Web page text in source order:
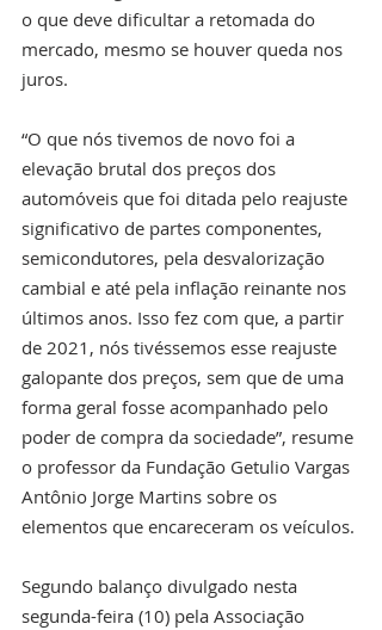
o que deve dificultar a retomada do
mercado, mesmo se houver queda nos
juros.
“O que nós tivemos de novo foi a
elevação brutal dos preços dos
automóveis que foi ditada pelo reajuste
significativo de partes componentes,
semicondutores, pela desvalorização
cambial e até pela inflação reinante nos
últimos anos. Isso fez com que, a partir
de 2021, nós tivéssemos esse reajuste
galopante dos preços, sem que de uma
forma geral fosse acompanhado pelo
poder de compra da sociedade”, resume
o professor da Fundação Getulio Vargas
Antônio Jorge Martins sobre os
elementos que encareceram os veículos.
Segundo balanço divulgado nesta
segunda-feira (10) pela Associação